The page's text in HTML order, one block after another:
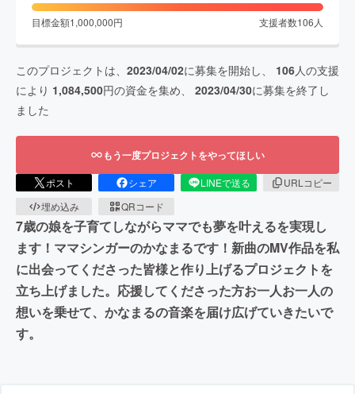
目標金額1,000,000円 支援者数106 人
このプロジェクトは、 2023/04/02に募集を開始し、 106人の支援
により 1,084,500円の資金を集め、 2023/04/30に募集を終了し
ました
もう一度プロジェクトをやってほしい
ポスト シェア LINEで送る
URLコピー
埋め込み
QRコード
7歳の娘を子育てしながらママでも夢を叶えるを実現し
ます！ママシンガーのかなまるです！新曲のMV作品を私
に出会ってくださった皆様と作り上げるプロジェクトを
立ち上げました。応援してくださった方お一人お一人の
想いを乗せて、かなまるの音楽を届け広げていきたいで
す。